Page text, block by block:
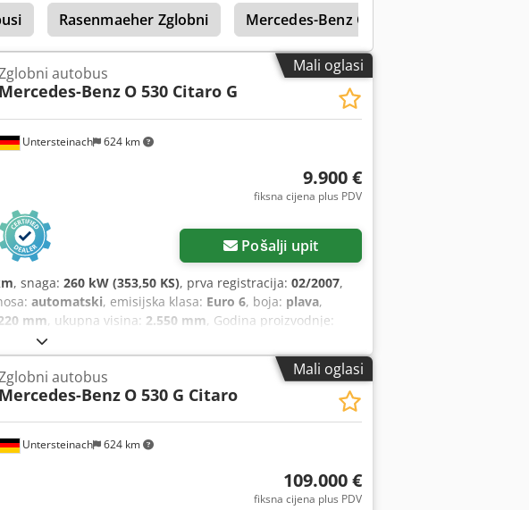
Rasenmaeher Zglobni Mercedes-Benz Citaro
Mali oglasi
Untersteinach 624 km
autobus
Mercedes-Benz O 530 Citaro G
9.900 €
fiksna cijena plus PDV
Pošalji upit
, snaga: 260 kW (353,50 KS), prva registracija: 02/2007,
automatski, emisijska klasa: Euro 6, boja: plava,
mm, ukupna visina: 2.550 mm, Godina proizvodnje:
maglenke, servo upravljač
Mali oglasi
Untersteinach 624 km
autobus
Mercedes-Benz O 530 G Citaro
109.000 €
fiksna cijena plus PDV